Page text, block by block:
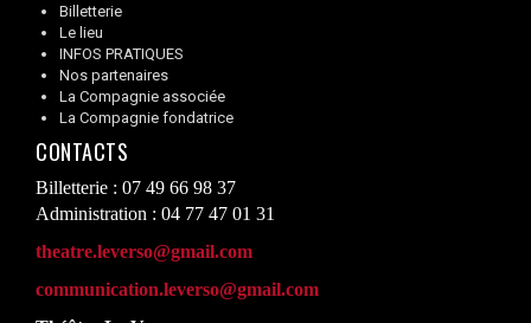
Billetterie
Le lieu
INFOS PRATIQUES
Nos partenaires
La Compagnie associée
La Compagnie fondatrice
CONTACTS
Billetterie : 07 49 66 98 37
Administration : 04 77 47 01 31
theatre.leverso@gmail.com
communication.leverso@gmail.com